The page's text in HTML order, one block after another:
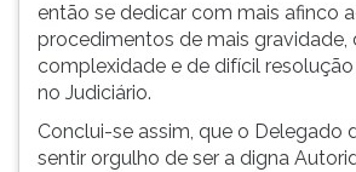
então se dedicar com mais afinco
procedimentos de mais gravidade,
complexidade e de difícil
no Judiciário.
Conclui-se assim, que o Delegado
sentir orgulho de ser a digna